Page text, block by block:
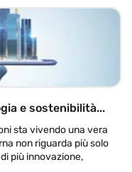
e sostenibilità...
sta vivendo una vera
non riguarda più solo
più innovazione,